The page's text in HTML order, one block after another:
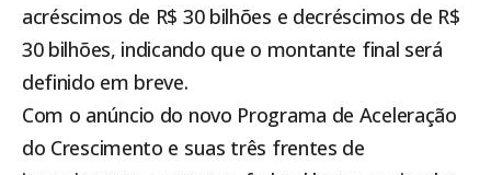
acréscimos de R$ 30 bilhões e decréscimos de R$
30 bilhões, indicando que o montante final será
definido em breve.
Com o anúncio do novo Programa de Aceleração
do Crescimento e suas três frentes de